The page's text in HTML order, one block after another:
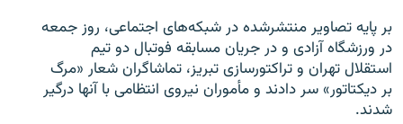
بر پایه تصاویر منتشرشده در شبکه‌های اجتماعی، روز جمعه
در ورزشگاه آزادی و در جریان مسابقه فوتبال دو تیم
استقلال تهران و تراکتورسازی تبریز، تماشاگران شعار «مرگ
بر دیکتاتور» سر دادند و مأموران نیروی انتظامی با آنها درگیر
شدند.